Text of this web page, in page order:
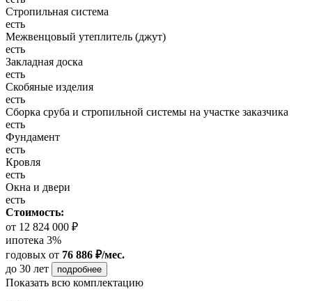
Стропильная система
есть
Межвенцовый утеплитель (джут)
есть
Закладная доска
есть
Скобяные изделия
есть
Сборка сруба и стропильной системы на участке заказчика
есть
Фундамент
есть
Кровля
есть
Окна и двери
есть
Стоимость:
от 12 824 000 ₽
ипотека 3%
годовых от 76 886 ₽/мес.
до 30 лет
подробнее
Показать всю комплектацию